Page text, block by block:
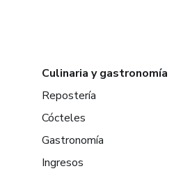
Culinaria y gastronomía
Repostería
Cócteles
Gastronomía
Ingresos